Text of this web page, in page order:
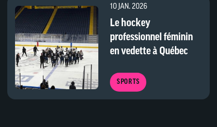
10 JAN. 2026
Le hockey
professionnel féminin
en vedette à Québec
SPORTS